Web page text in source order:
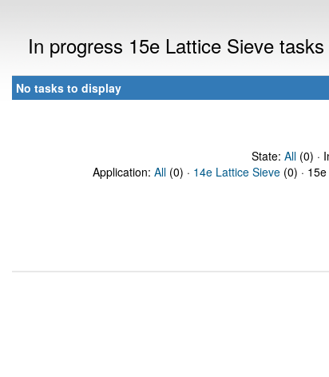
In progress 15e Lattice Sieve
No tasks to display
State: All(0) ·
Application: All (0) · 14e Lattice Sieve (0) ·